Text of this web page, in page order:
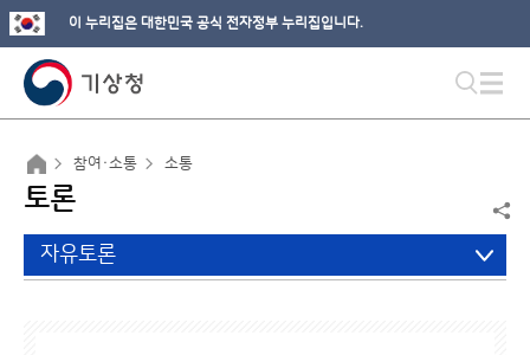
이 누리집은 대한민국 공식 전자정부 누리집입니다.
참여·소통 소통
토론
자유토론